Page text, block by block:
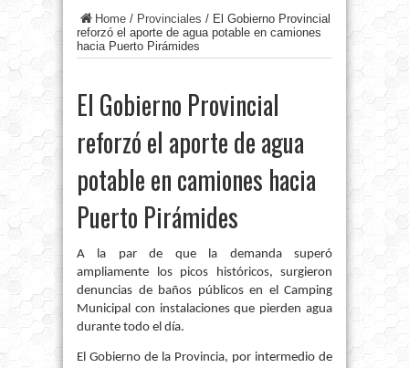
Home / Provinciales / El Gobierno Provincial
reforzó el aporte de agua potable en camiones
hacia Puerto Pirámides
El Gobierno Provincial
reforzó el aporte de agua
potable en camiones hacia
Puerto Pirámides
A la par de que la demanda superó
ampliamente los picos históricos, surgieron
denuncias de baños públicos en el Camping
Municipal con instalaciones que pierden agua
durante todo el día.
El Gobierno de la Provincia, por intermedio de